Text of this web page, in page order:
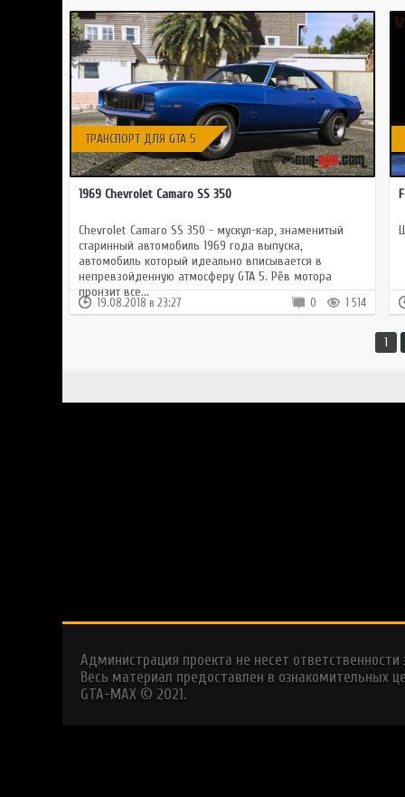
ТРАНСПОРТ ДЛЯ GTA 5
1969 Chevrolet Camaro SS 350
Chevrolet Camaro SS 350 - мускул-кар, знаменитый
старинный автомобиль 1969 года выпуска,
автомобиль который идеально вписывается в
непревзойденную атмосферу GTA 5. Рёв мотора
пронзит все...
19.08.2018 в 23:27 1 514
0
1
Администрация проекта не несет
Весь материал предоставлен в ознакомительных
GTA-MAX © 2021.